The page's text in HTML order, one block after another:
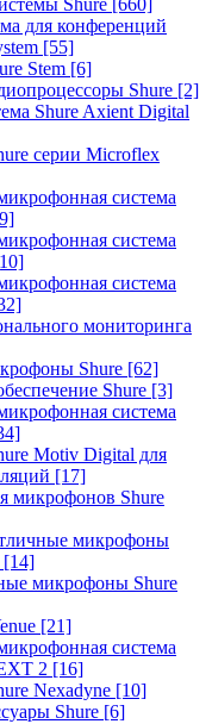
Shure [660]
для конференций
[55]
Stem [6]
Shure [2]
Shure Axient Digital
серии Microflex
система
система
система
мониторинга
Shure [62]
Shure [3]
система
Motiv Digital для
[17]
микрофонов Shure
микрофоны
[14]
микрофоны Shure
[21]
система
2 [16]
Nexadyne [10]
Shure [6]